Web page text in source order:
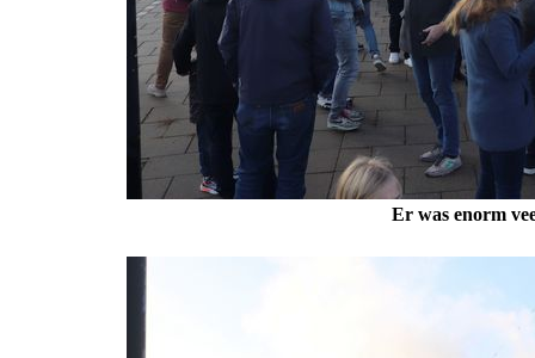
Er was enorm